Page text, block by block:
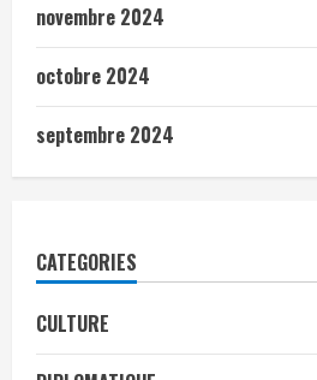
novembre 2024
octobre 2024
septembre 2024
CATEGORIES
CULTURE